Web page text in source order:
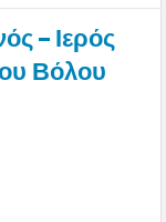
– Ιερός
Βόλου